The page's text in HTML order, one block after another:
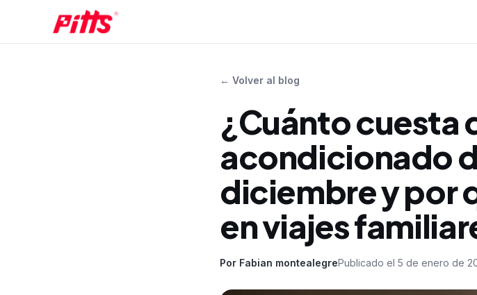
← Volver al blog
¿Cuánto cuesta
acondicionado
diciembre y por
en viajes
Por Fabian montealegrePublicado el 5 de enero de